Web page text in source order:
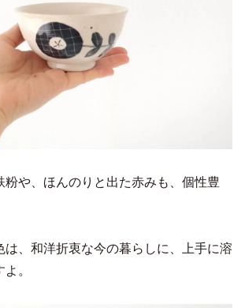
粉や、ほんのりと出た赤みも、個性豊
は、和洋折衷な今の暮らしに、上手に溶
。